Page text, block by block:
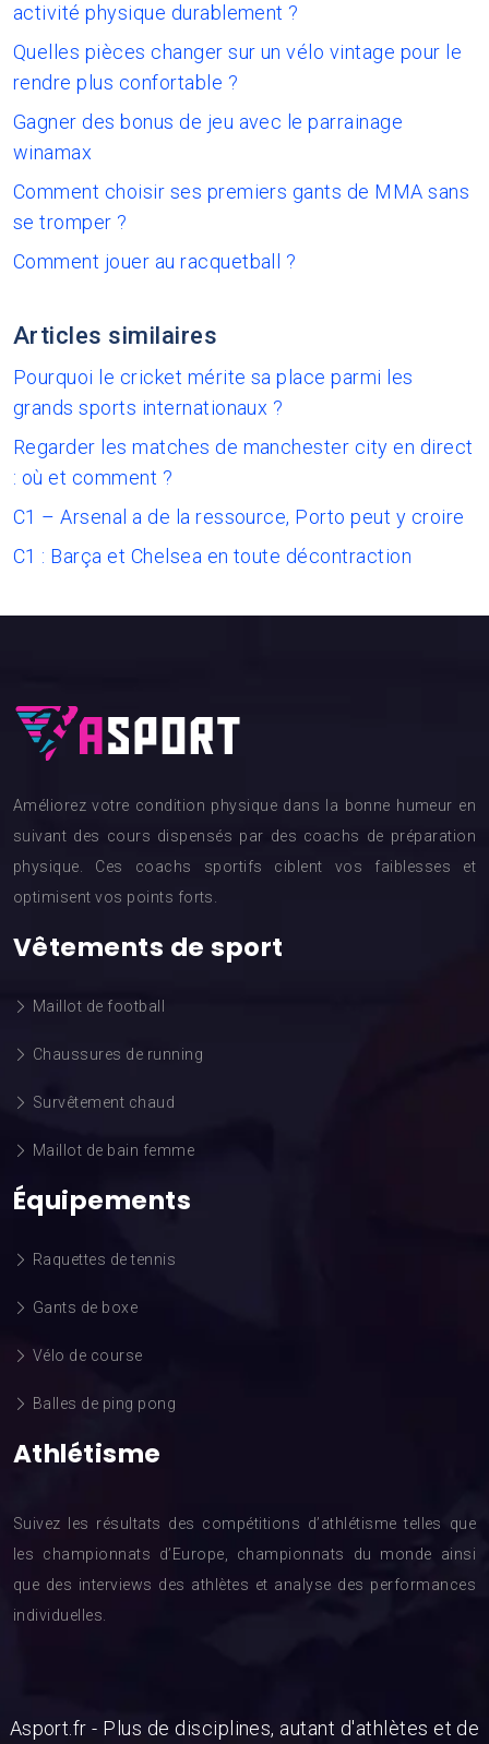
activité physique durablement ?
Quelles pièces changer sur un vélo vintage pour le
rendre plus confortable ?
Gagner des bonus de jeu avec le parrainage
winamax
Comment choisir ses premiers gants de MMA sans
se tromper ?
Comment jouer au racquetball ?
Articles similaires
Pourquoi le cricket mérite sa place parmi les
grands sports internationaux ?
Regarder les matches de manchester city en direct
: où et comment ?
C1 – Arsenal a de la ressource, Porto peut y croire
C1 : Barça et Chelsea en toute décontraction
Améliorez votre condition physique dans la bonne humeur en
suivant des cours dispensés par des coachs de préparation
physique. Ces coachs sportifs ciblent vos faiblesses et
optimisent vos points forts.
Vêtements de sport
Maillot de football
Chaussures de running
Survêtement chaud
Maillot de bain femme
Équipements
Raquettes de tennis
Gants de boxe
Vélo de course
Balles de ping pong
Athlétisme
Suivez les résultats des compétitions d’athlétisme telles que
les championnats d’Europe, championnats du monde ainsi
que des interviews des athlètes et analyse des performances
individuelles.
Asport.fr - Plus de disciplines, autant d'athlètes et de